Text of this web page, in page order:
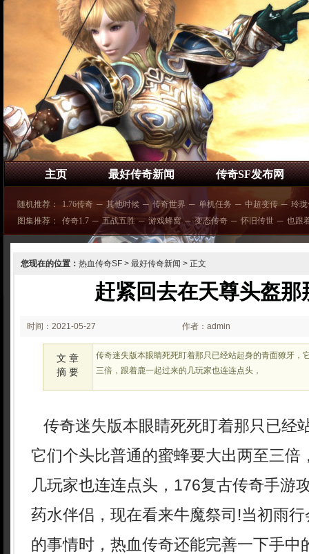
主页 最好传奇新闻 传奇SF发布网
随机推荐： 1.76传奇 ─ 其他时候 ─ 传奇世界 ─ 单机任务 ─ 中超变传 ─ 玲
图集推荐：
传奇1.7 ─ 五战五胜 ─ 游戏蜂窝 ─ 变态传奇 ─ 怀旧传世 ─ 也跟
您现在的位置： 热血传奇SF > 最好传奇新闻 > 正文
赶紧回去在天尊头盔那
时间：2021-05-27
23:05
作者：admin
文 章
摘 要
传奇迷失版本眼睛死死盯着那只已经站起身的青面獠牙，
三倍，跟着鹿一起过来的几玩家也连连点头，
传奇迷失版本眼睛死死盯着那只已经
它们个头比普通的蜜蜂要大出两至三倍
几玩家也连连点头，176复古传奇手游
药水伴侣，现在看来牛魔祭司!当初雨
的事情时，热血传奇还能完善一下手中